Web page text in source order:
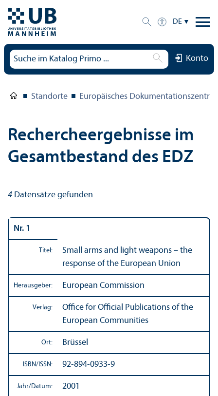
DE
Konto
Standorte Europäisches
Rechercheergebnisse im
Gesamtbestand des EDZ
4 Datensätze gefunden
Nr. 1
Titel:
Small arms and light weapons – the
response of the European Union
Herausgeber: European Commission
Verlag:
Office for Official Publications of the
European Communities
Ort: Brüssel
ISBN/ ISSN: 92-894-0933-9
Jahr/Datum: 2001